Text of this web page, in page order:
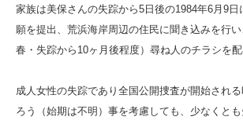
家族は美保さんの失踪から5日後の1984年6月9
願を提出、荒浜海岸周辺の住民に聞き込みを行
春・失踪から10ヶ月後程度）尋ね人のチラシを配
成人女性の失踪であり全国公開捜査が開始され
ろう（始期は不明）事を考慮しても、少なくと